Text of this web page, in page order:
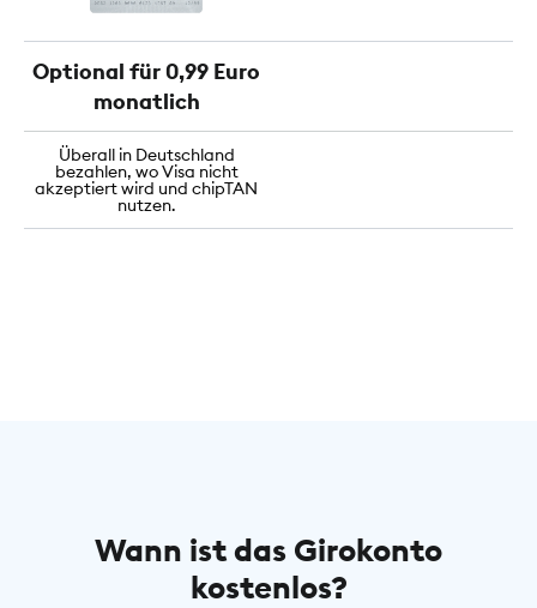
Optional für 0,99 Euro
monatlich
Überall in Deutschland
bezahlen, wo Visa nicht
akzeptiert wird und chipTAN
nutzen.
Wann ist das Girokonto
kostenlos?